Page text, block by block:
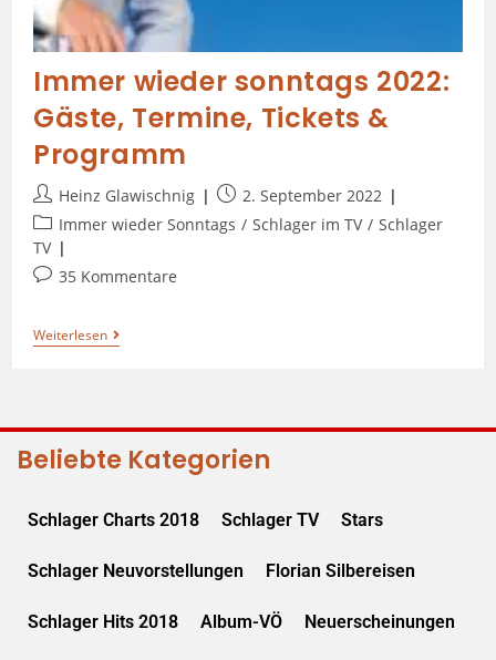
Immer wieder sonntags 2022:
Gäste, Termine, Tickets &
Programm
Heinz Glawischnig
2. September 2022
Immer wieder Sonntags / Schlager im TV / Schlager
TV
35 Kommentare
Weiterlesen
Beliebte Kategorien
Schlager Charts 2018 Schlager TV Stars
Schlager Neuvorstellungen Florian Silbereisen
Schlager Hits 2018 Album-VÖ Neuerscheinungen